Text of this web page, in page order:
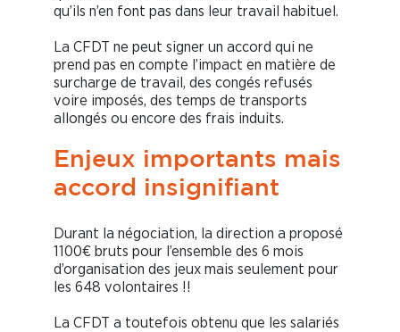
qu’ils n’en font pas dans leur travail habituel.
La CFDT ne peut signer un accord qui ne
prend pas en compte l’impact en matière de
surcharge de travail, des congés refusés
voire imposés, des temps de transports
allongés ou encore des frais induits.
Enjeux importants mais
accord insignifiant
Durant la négociation, la direction a proposé
1100€ bruts pour l’ensemble des 6 mois
d’organisation des jeux mais seulement pour
les 648 volontaires !!
La CFDT a toutefois obtenu que les salariés